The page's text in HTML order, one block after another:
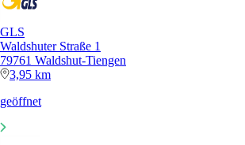
GLS
Waldshuter Straße 1
79761 Waldshut-Tiengen
3,95 km
geöffnet